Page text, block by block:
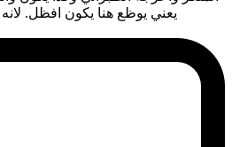
يعني يوظع هنا يكون افظل.